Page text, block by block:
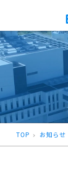
TOP お知らせ